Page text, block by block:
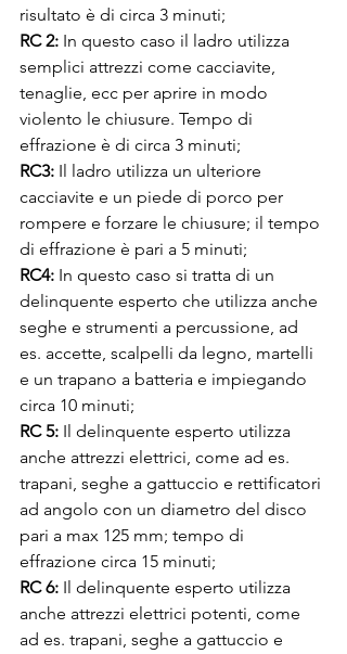
risultato è di circa 3 minuti;
RC 2: In questo caso il ladro utilizza
semplici attrezzi come cacciavite,
tenaglie, ecc per aprire in modo
violento le chiusure. Tempo di
effrazione è di circa 3 minuti;
RC3: Il ladro utilizza un ulteriore
cacciavite e un piede di porco per
rompere e forzare le chiusure; il tempo
di effrazione è pari a 5 minuti;
RC4: In questo caso si tratta di un
delinquente esperto che utilizza anche
seghe e strumenti a percussione, ad
es. accette, scalpelli da legno, martelli
e un trapano a batteria e impiegando
circa 10 minuti;
RC 5: Il delinquente esperto utilizza
anche attrezzi elettrici, come ad es.
trapani, seghe a gattuccio e rettificatori
ad angolo con un diametro del disco
pari a max 125 mm; tempo di
effrazione circa 15 minuti;
RC 6: Il delinquente esperto utilizza
anche attrezzi elettrici potenti, come
ad es. trapani, seghe a gattuccio e